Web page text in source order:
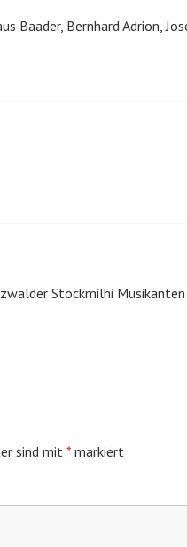
Baader, Bernhard Adrion,
Stockmilhi
sind mit* markiert